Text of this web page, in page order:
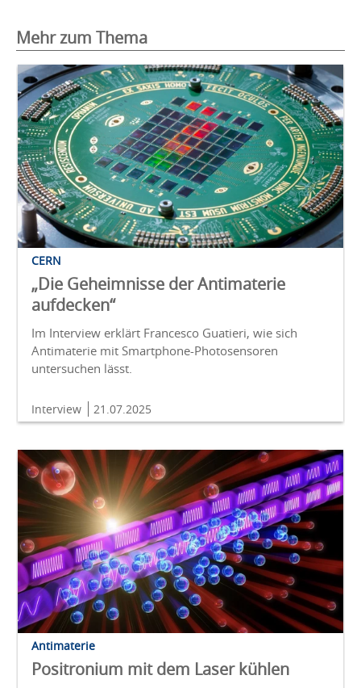
Mehr zum Thema
CERN
„Die Geheimnisse der Antimaterie
aufdecken“
Im Interview erklärt Francesco Guatieri, wie sich
Antimaterie mit Smartphone-Photosensoren
untersuchen lässt.
Interview 21.07.2025
Antimaterie
Positronium mit dem Laser kühlen